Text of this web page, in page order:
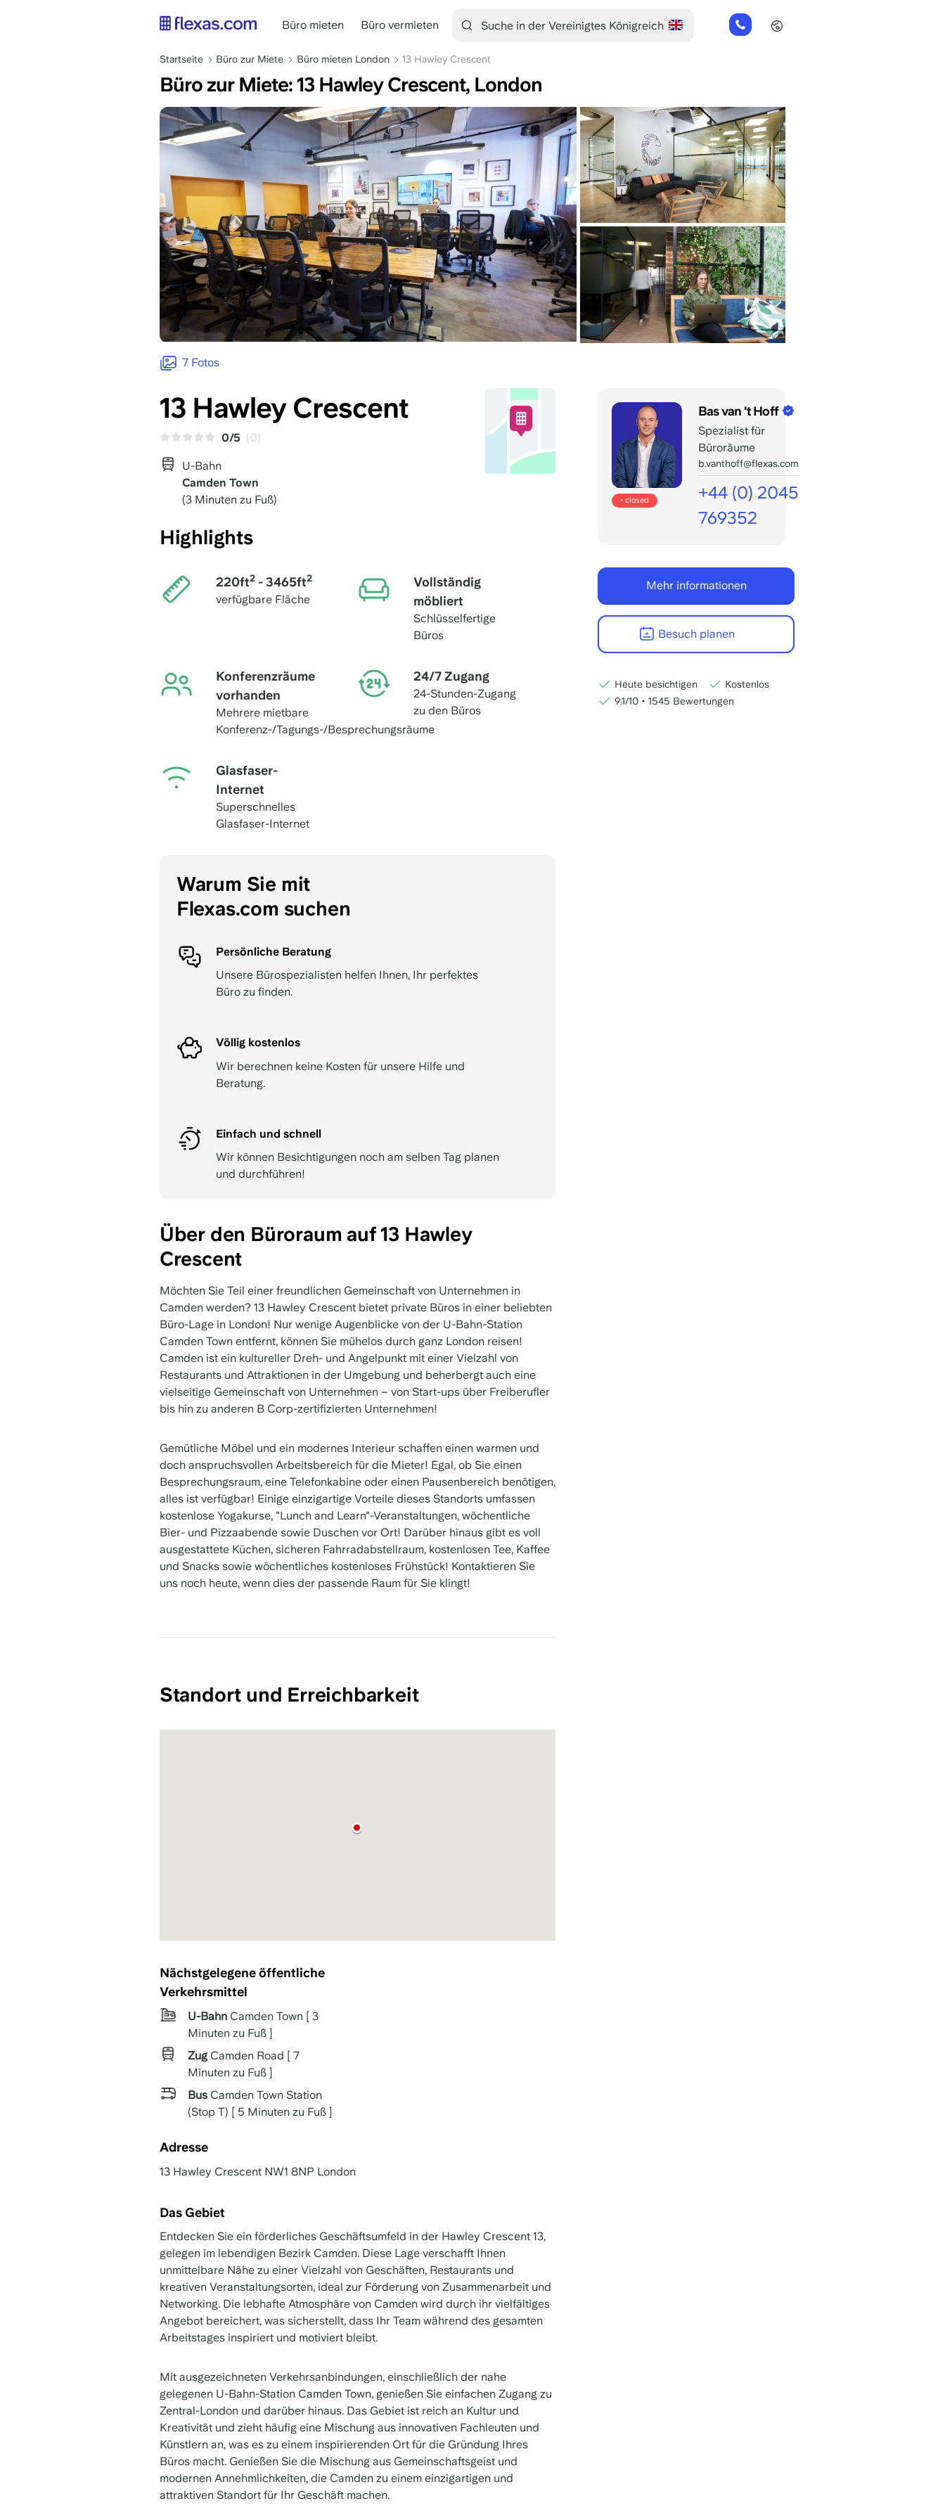
main
DE
Büro mieten Büro vermieten
+44
(0)
Pfadnavigation
Startseite Büro zur Miete Büro mieten London 13 Hawley Crescent
Büro zur Miete: 13 Hawley Crescent, London
7 Fotos
13 Hawley Crescent
0/5 (0)
U-Bahn
Camden Town
(3 Minuten zu Fuß)
Highlights
220ft2- 3465ft2
verfügbare Fläche
Vollständig
möbliert
Schlüsselfertige
Büros
Konferenzräume
vorhanden
Mehrere mietbare
Konferenz-/Tagungs-/Besprechungsräume
24/7 Zugang
24-Stunden-Zugang
zu den Büros
Glasfaser-
Internet
Superschnelles
Glasfaser-Internet
Warum Sie mit
Flexas.com suchen
Persönliche Beratung
Unsere Bürospezialisten helfen Ihnen, Ihr perfektes
Büro zu finden.
Völlig kostenlos
Wir berechnen keine Kosten für unsere Hilfe und
Beratung.
Einfach und schnell
Wir können Besichtigungen noch am selben Tag planen
und durchführen!
Über den Büroraum auf 13 Hawley
Crescent
Möchten Sie Teil einer freundlichen Gemeinschaft von Unternehmen in
Camden werden? 13 Hawley Crescent bietet private Büros in einer beliebten
Büro-Lage in London! Nur wenige Augenblicke von der U-Bahn-Station
Camden Town entfernt, können Sie mühelos durch ganz London reisen!
Camden ist ein kultureller Dreh- und Angelpunkt mit einer Vielzahl von
Restaurants und Attraktionen in der Umgebung und beherbergt auch eine
vielseitige Gemeinschaft von Unternehmen – von Start-ups über Freiberufler
bis hin zu anderen B Corp-zertifizierten Unternehmen!
Gemütliche Möbel und ein modernes Interieur schaffen einen warmen und
doch anspruchsvollen Arbeitsbereich für die Mieter! Egal, ob Sie einen
Besprechungsraum, eine Telefonkabine oder einen Pausenbereich benötigen,
alles ist verfügbar! Einige einzigartige Vorteile dieses Standorts umfassen
kostenlose Yogakurse, "Lunch and Learn"-Veranstaltungen, wöchentliche
Bier- und Pizzaabende sowie Duschen vor Ort! Darüber hinaus gibt es voll
ausgestattete Küchen, sicheren Fahrradabstellraum, kostenlosen Tee, Kaffee
und Snacks sowie wöchentliches kostenloses Frühstück! Kontaktieren Sie
uns noch heute, wenn dies der passende Raum für Sie klingt!
Standort und Erreichbarkeit
Nächstgelegene öffentliche
Verkehrsmittel
U-BahnCamden Town [ 3
Minuten zu Fuß ]
ZugCamden Road [ 7
Minuten zu Fuß ]
BusCamden Town Station
(Stop T) [ 5 Minuten zu Fuß ]
Adresse
13 Hawley Crescent NW1 8NP London
Das Gebiet
Entdecken Sie ein förderliches Geschäftsumfeld in der Hawley Crescent 13,
gelegen im lebendigen Bezirk Camden. Diese Lage verschafft Ihnen
unmittelbare Nähe zu einer Vielzahl von Geschäften, Restaurants und
kreativen Veranstaltungsorten, ideal zur Förderung von Zusammenarbeit und
Networking. Die lebhafte Atmosphäre von Camden wird durch ihr vielfältiges
Angebot bereichert, was sicherstellt, dass Ihr Team während des gesamten
Arbeitstages inspiriert und motiviert bleibt.
Mit ausgezeichneten Verkehrsanbindungen, einschließlich der nahe
gelegenen U-Bahn-Station Camden Town, genießen Sie einfachen Zugang zu
Zentral-London und darüber hinaus. Das Gebiet ist reich an Kultur und
Kreativität und zieht häufig eine Mischung aus innovativen Fachleuten und
Künstlern an, was es zu einem inspirierenden Ort für die Gründung Ihres
Büros macht. Genießen Sie die Mischung aus Gemeinschaftsgeist und
modernen Annehmlichkeiten, die Camden zu einem einzigartigen und
attraktiven Standort für Ihr Geschäft machen.
• closed
Bas van 't Hoff
Spezialist für
Büroräume
b.vanthoff@flexas.com
+44 (0) 2045
769352
Anrufe
bis:
-
22:00
Mehr informationen
Besuch planen
Heute besichtigen
Kostenlos
9.1/10 • 1545 Bewertungen